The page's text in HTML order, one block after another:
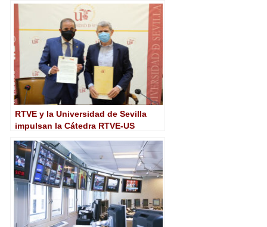
RTVE y la Universidad de Sevilla
impulsan la Cátedra RTVE-US